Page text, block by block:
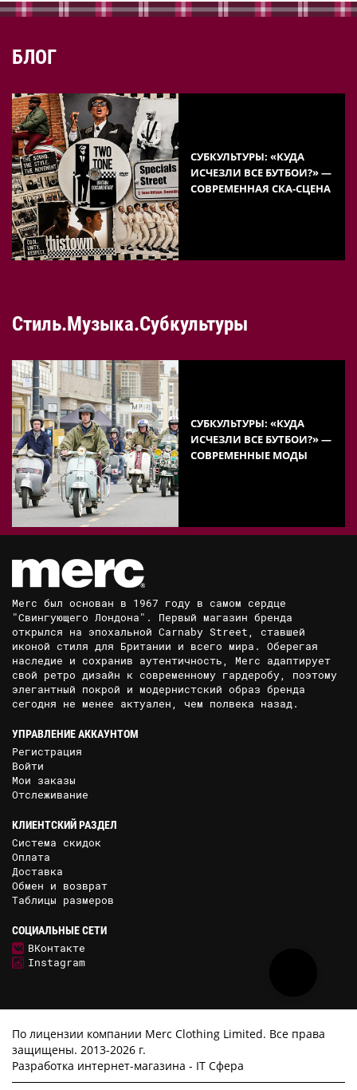
БЛОГ
СУБКУЛЬТУРЫ: «КУДА
ИСЧЕЗЛИ ВСЕ БУТБОИ?» —
СОВРЕМЕННАЯ СКА-СЦЕНА
Стиль.Музыка.Субкультуры
СУБКУЛЬТУРЫ: «КУДА
ИСЧЕЗЛИ ВСЕ БУТБОИ?» —
СОВРЕМЕННЫЕ МОДЫ
Merc был основан в 1967 году в самом сердце
"Свингующего Лондона". Первый магазин бренда
открылся на эпохальной Carnaby Street, ставшей
иконой стиля для Британии и всего мира. Оберегая
наследие и сохранив аутентичность, Merc адаптирует
свой ретро дизайн к современному гардеробу, поэтому
элегантный покрой и модернистский образ бренда
сегодня не менее актуален, чем полвека назад.
УПРАВЛЕНИЕ АККАУНТОМ
Регистрация
Войти
Мои заказы
Отслеживание
КЛИЕНТСКИЙ РАЗДЕЛ
Система скидок
Оплата
Доставка
Обмен и возврат
Таблицы размеров
СОЦИАЛЬНЫЕ СЕТИ
ВКонтакте
Instagram
По лицензии компании Merc Clothing Limited. Все права
защищены. 2013-2026 г.
Разработка интернет-магазина - IT Сфера